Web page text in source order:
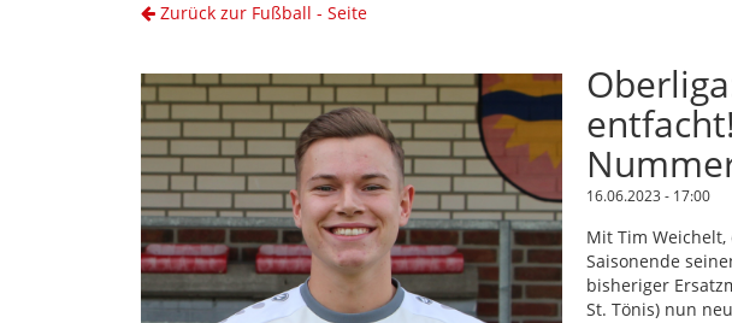
Zurück zur Fußball - Seite
16.06.2023 - 17:00
Mit Tim
Saisonende
bisheriger
St. Tönis) nun